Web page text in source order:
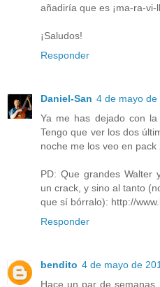
añadiría que es ¡ma-ra-vi-
¡Saludos!
Responder
Daniel-San 4 de mayo
Ya me has dejado con la
Tengo que ver los dos
noche me los veo en pack
PD: Que grandes Walter
un crack, y sino al tanto
que sí bórralo): http://
Responder
bendito 4 de mayo de
Hace un par de